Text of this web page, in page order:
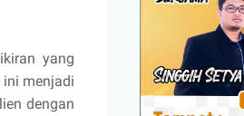
yang
menjadi
dengan